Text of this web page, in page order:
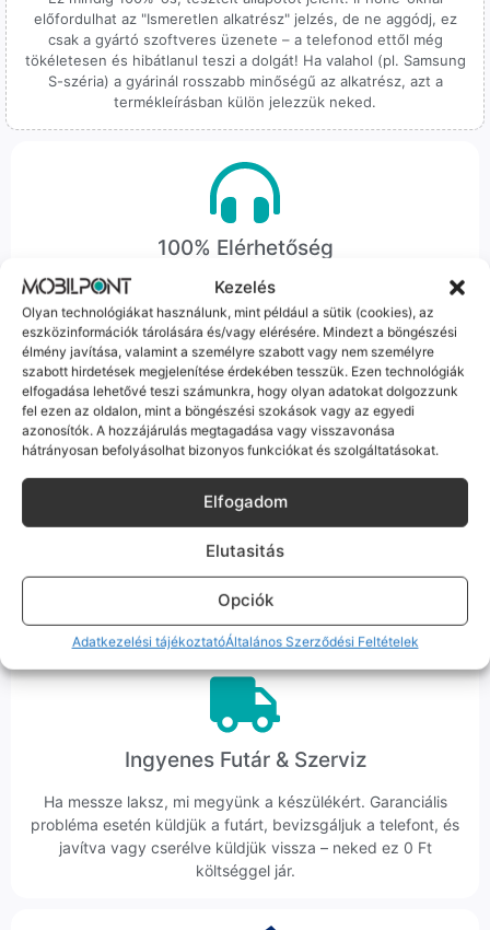
Kezelés
Olyan technológiákat használunk, mint például a sütik (cookies), az
eszközinformációk tárolására és/vagy elérésére. Mindezt a böngészési
élmény javítása, valamint a személyre szabott vagy nem személyre
szabott hirdetések megjelenítése érdekében tesszük. Ezen technológiák
elfogadása lehetővé teszi számunkra, hogy olyan adatokat dolgozzunk
fel ezen az oldalon, mint a böngészési szokások vagy az egyedi
azonosítók. A hozzájárulás megtagadása vagy visszavonása
hátrányosan befolyásolhat bizonyos funkciókat és szolgáltatásokat.
Elfogadom
Elutasitás
Opciók
Adatkezelési tájékoztatóÁltalános Szerződési Feltételek
előfordulhat az "Ismeretlen alkatrész" jelzés, de ne aggódj, ez
csak a gyártó szoftveres üzenete – a telefonod ettől még
tökéletesen és hibátlanul teszi a dolgát! Ha valahol (pl. Samsung
S-széria) a gyárinál rosszabb minőségű az alkatrész, azt a
termékleírásban külön jelezzük neked.
100% Elérhetőség
Sok éve a szegedi piac meghatározó szereplői vagyunk.
Nem egy arctalan webshop vagyunk: ha kérdésed van, élő
ember veszi fel a telefont, és személyesen is megtalálsz
minket Szegeden.
Korrekt Ügyintézés
Hibázni emberi dolog, de a felelősségvállalás nálunk alap.
hanem megoldást. Szakértő kollégáink azonnal kézbe
veszik az ügyedet.
Ingyenes Futár & Szerviz
Ha messze laksz, mi megyünk a készülékért. Garanciális
probléma esetén küldjük a futárt, bevizsgáljuk a telefont, és
javítva vagy cserélve küldjük vissza – neked ez 0 Ft
költséggel jár.